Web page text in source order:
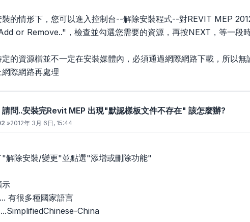
裝的情形下，您可以進入控制台--解除安裝程式--對REVIT MEP
or Remove.."，檢查並勾選您需要的資源，再按NEXT，等一段
的資源檔並不一定在安裝媒體內，必須通過網際網路下載，所以
際網路再處理
請問..安裝完Revit MEP 出現"默認樣板文件不存在" 該怎麼辦?
»2012年 3月 6日, 15:44
"解除安裝/變更"並點選"添增或刪除功能"
示
有很多種國家語言
China